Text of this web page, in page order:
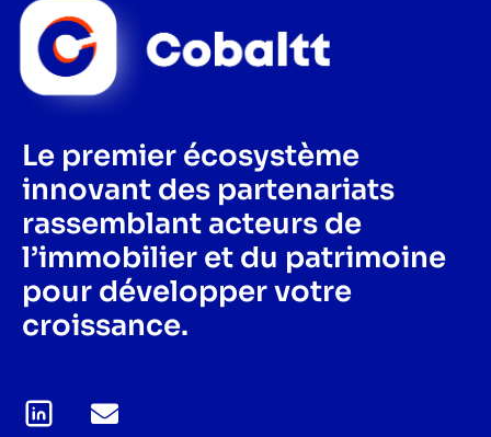
Le premier écosystème
innovant des partenariats
rassemblant acteurs de
l’immobilier et du patrimoine
pour développer votre
croissance.